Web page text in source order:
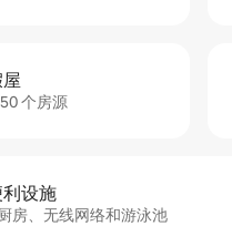
个房源
设施
房、无线网络和游泳池